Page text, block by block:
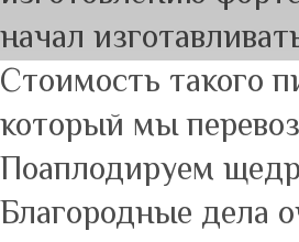
начал
Стоимость такого
который мы
Поаплодируем
Благородные дела